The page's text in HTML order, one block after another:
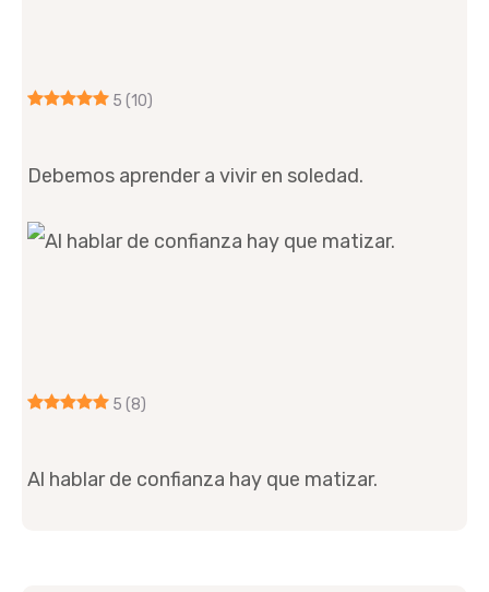
5 (10)
Debemos aprender a vivir en soledad.
5 (8)
Al hablar de confianza hay que matizar.